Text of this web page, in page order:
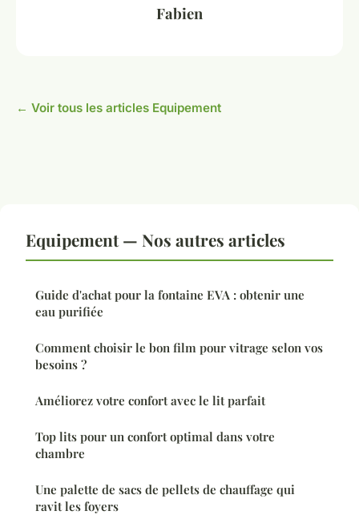
Fabien
← Voir tous les articles Equipement
Equipement — Nos autres articles
Guide d'achat pour la fontaine EVA : obtenir une
eau purifiée
Comment choisir le bon film pour vitrage selon vos
besoins ?
Améliorez votre confort avec le lit parfait
Top lits pour un confort optimal dans votre
chambre
Une palette de sacs de pellets de chauffage qui
ravit les foyers